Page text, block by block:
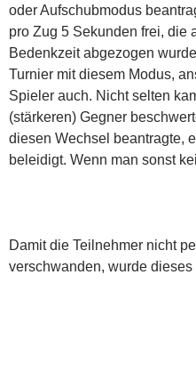
oder Aufschubmodus
pro Zug 5 Sekunden frei, die
Bedenkzeit abgezogen
Turnier mit diesem Modus,
Spieler auch. Nicht selten
(stärkeren) Gegner
diesen Wechsel beantragte,
beleidigt. Wenn man sonst
Damit die Teilnehmer nicht
verschwanden, wurde